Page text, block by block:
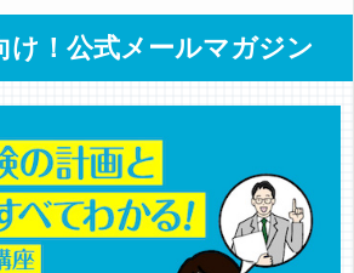
け！公式メールマガジン